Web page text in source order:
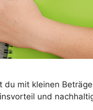
mit kleinen
und